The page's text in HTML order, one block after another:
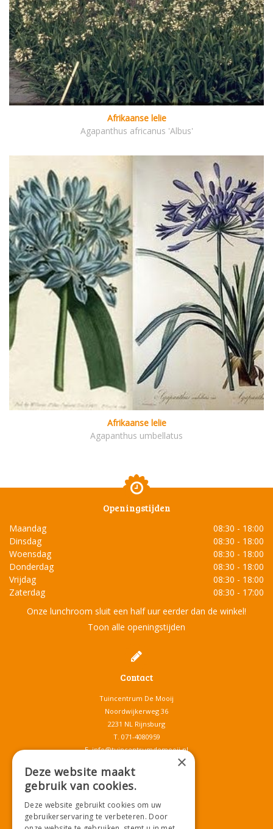
Afrikaanse lelie
Agapanthus africanus 'Albus'
Afrikaanse lelie
Agapanthus umbellatus
Openingstijden
Maandag
08:30 - 18:00
Dinsdag
08:30 - 18:00
Woensdag
08:30 - 18:00
Donderdag
08:30 - 18:00
Vrijdag
08:30 - 18:00
Zaterdag
08:30 - 17:00
Onze lunchroom sluit een half uur eerder dan de winkel!
Toon alle openingstijden
Contact
Tuincentrum De Mooij
Noordwijkerweg 36
2231 NL Rijnsburg
T. 071-4080959
E.info@tuincentrumdemooij.nl
Download onze App!
×
Deze website maakt
gebruik van cookies.
Deze website gebruikt cookies om uw
gebruikerservaring te verbeteren. Door